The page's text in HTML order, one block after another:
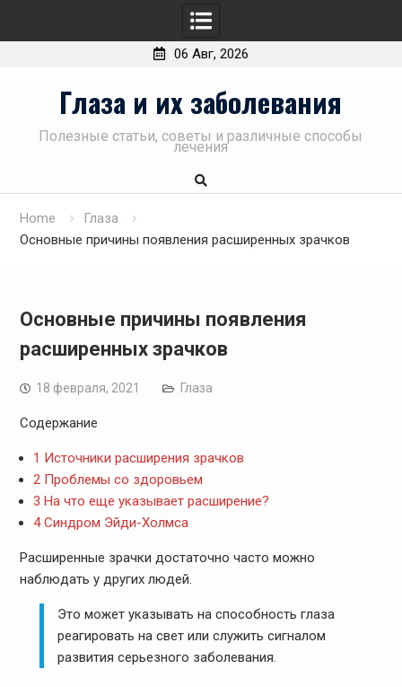
06 Авг, 2026
Глаза и их заболевания
Полезные статьи, советы и различные способы
лечения
Home
Глаза
Основные причины появления расширенных зрачков
Основные причины появления
расширенных зрачков
18 февраля, 2021 Глаза
Содержание
1 Источники расширения зрачков
2Проблемы со здоровьем
3 На что еще указывает расширение?
4Синдром Эйди-Холмса
Расширенные зрачки достаточно часто можно
наблюдать у других людей.
Это может указывать на способность глаза
реагировать на свет или служить сигналом
развития серьезного заболевания.